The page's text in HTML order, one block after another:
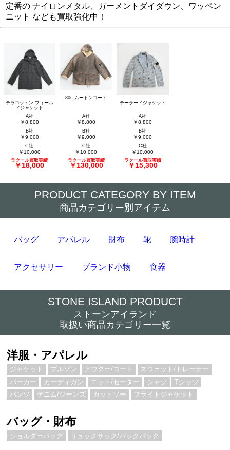
定番の ナイロンメタル、ガーメントダイダウン、ワッペン
ニット なども買取強化中！
テラコットン フィール
ドジャケット
A社
￥8,800
B社
￥9,000
C社
￥10,000
ラクール買取実績
￥18,000
80s ムートンコート
A社
￥8,800
B社
￥9,000
C社
￥10,000
ラクール買取実績
￥130,000
テーラードジャケット
A社
￥8,800
B社
￥9,000
C社
￥10,000
ラクール買取実績
￥15,300
PRODUCT CATEGORY BY ITEM
商品カテゴリー別アイテム
バッグ アパレル 財布 靴 腕時計
アクセサリー ブランド小物 食器
STONE ISLAND PRODUCT
ストーンアイランド
取扱い商品カテゴリー一覧
洋服・アパレル
ジャケット ブルゾン アウター/コート
スウェット/トレーナー
パーカー
カーディガン ニット/セーター シャツ
Tシャツ
パンツ
デニム/ジーンズ カットソー フライトジャケット
バッグ・財布
ショルダーバッグ リュックサック/バックパック